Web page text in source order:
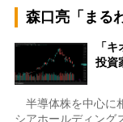
森口亮「まる
「
投資
半導体株を中心に
シアホールディング